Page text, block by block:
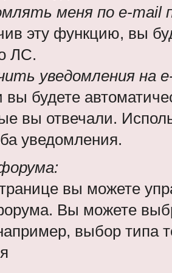
меня по e-mail
эту функцию, вы
ЛС.
уведомления на
вы будете
вы отвечали.
уведомления.
вы можете
Вы можете
выбор типа